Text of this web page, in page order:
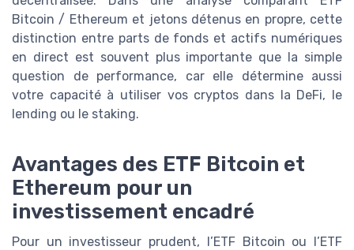
Bitcoin / Ethereum et jetons détenus en propre, cette
distinction entre parts de fonds et actifs numériques
en direct est souvent plus importante que la simple
question de performance, car elle détermine aussi
votre capacité à utiliser vos cryptos dans la DeFi, le
lending ou le staking.
Avantages des ETF Bitcoin et
Ethereum pour un
investissement encadré
Pour un investisseur prudent, l’ETF Bitcoin ou l’ETF